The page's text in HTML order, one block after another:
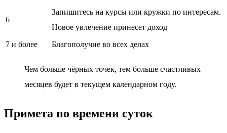
6
Запишитесь на курсы или кружки по интересам.
Новое увлечение принесет доход
7 и более
Благополучие во всех делах
Чем больше чёрных точек, тем больше счастливых
месяцев будет в текущем календарном году.
Примета по времени суток